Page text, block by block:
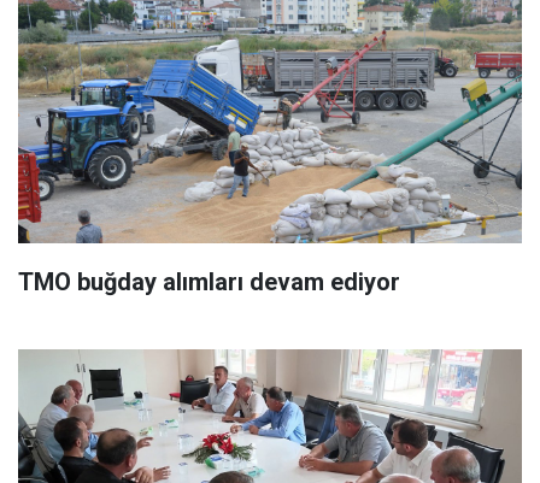
TMO buğday alımları devam ediyor